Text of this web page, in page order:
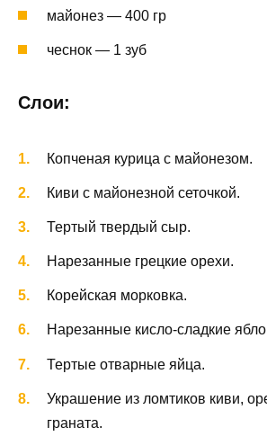
майонез — 400 гр
чеснок — 1 зуб
Слои:
Копченая курица с майонезом.
Киви с майонезной сеточкой.
Тертый твердый сыр.
Нарезанные грецкие орехи.
Корейская морковка.
Нарезанные кисло-сладкие
Тертые отварные яйца.
Украшение из ломтиков киви,
граната.